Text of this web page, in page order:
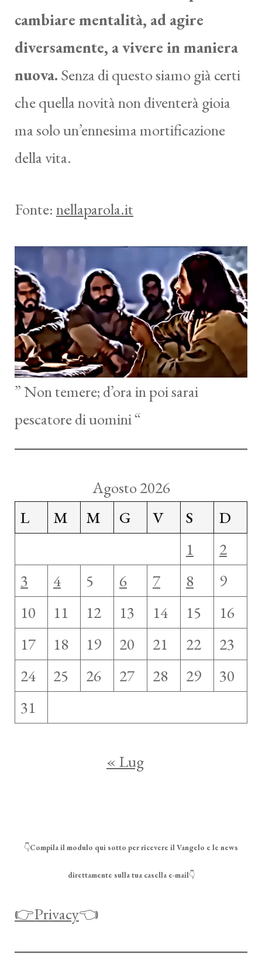
cambiare mentalità, ad agire
diversamente, a vivere in maniera
nuova. Senza di questo siamo già certi
che quella novità non diventerà gioia
ma solo un’ennesima mortificazione
della vita.
Fonte: nellaparola.it
” Non temere; d’ora in poi sarai
pescatore di uomini “
Agosto 2026
L
M M G V S
D
1
2
3
4 5 6 7 8
9
10
11 12 13 14 15
16
17
18 19 20 21 22
23
24
25 26 27 28 29
30
31
« Lug
👇Compila il modulo qui sotto per ricevere il Vangelo e le news
direttamente sulla tua casella e-mail👇
👉Privacy👈